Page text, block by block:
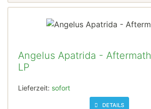
Angelus Apatrida - Aftermath
LP
Lieferzeit: sofort
DETAILS